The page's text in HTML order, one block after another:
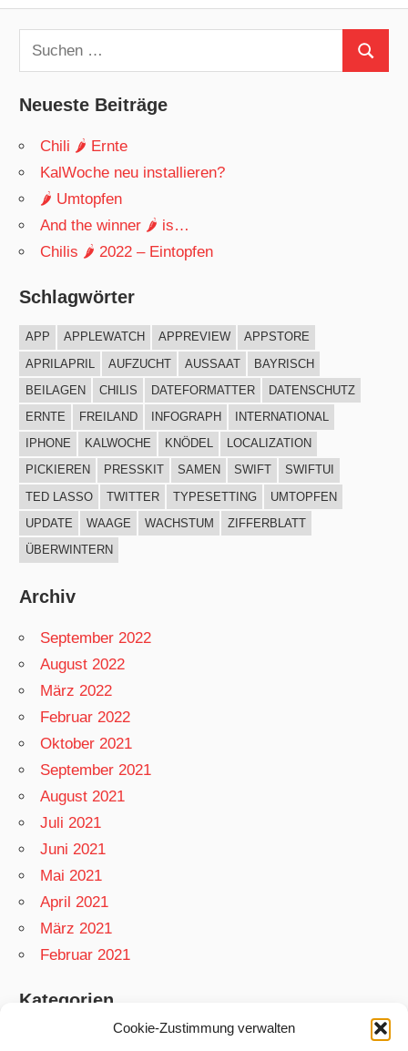
Cookie-Zustimmung verwalten
Beiträge
Suchen
nach:
Suchen
Neueste Beiträge
Chili 🌶 Ernte
KalWoche neu installieren?
🌶 Umtopfen
And the winner 🌶 is…
Chilis 🌶 2022 – Eintopfen
Schlagwörter
APP APPLEWATCH APPREVIEW
APPSTORE
APRILAPRIL
AUFZUCHT AUSSAAT
BAYRISCH
BEILAGEN
CHILIS DATEFORMATTER
DATENSCHUTZ
ERNTE
FREILAND INFOGRAPH
INTERNATIONAL
IPHONE
KALWOCHE KNÖDEL
LOCALIZATION
PICKIEREN
PRESSKIT SAMEN SWIFT
SWIFTUI
TED LASSO
TWITTER TYPESETTING
UMTOPFEN
UPDATE
WAAGE WACHSTUM
ZIFFERBLATT
ÜBERWINTERN
Archiv
September 2022
August 2022
März 2022
Februar 2022
Oktober 2021
September 2021
August 2021
Juli 2021
Juni 2021
Mai 2021
April 2021
März 2021
Februar 2021
Kategorien